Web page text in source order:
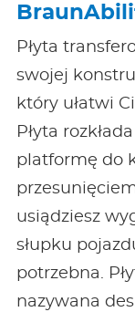
Płyta
swojej
który ułatwi
Płyta
platformę do
usiądziesz
słupku
potrzebna.
nazywana